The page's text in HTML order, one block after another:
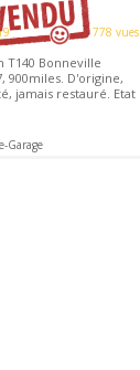
778 vues
T140 Bonneville
900miles. D'origine,
jamais restauré. Etat
Garage